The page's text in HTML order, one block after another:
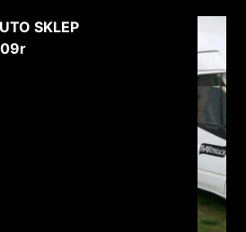
SKLEP